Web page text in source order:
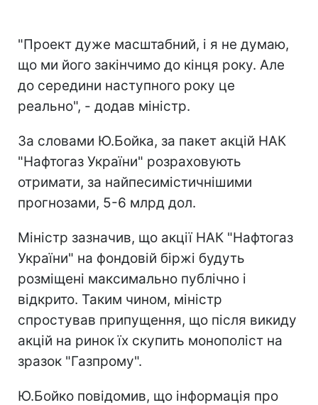
"Проект дуже масштабний, і я не думаю,
що ми його закінчимо до кінця року. Але
до середини наступного року це
реально", - додав міністр.
За словами Ю.Бойка, за пакет акцій НАК
"Нафтогаз України" розраховують
отримати, за найпесимістичнішими
прогнозами, 5-6 млрд дол.
Міністр зазначив, що акції НАК "Нафтогаз
України" на фондовій біржі будуть
розміщені максимально публічно і
відкрито. Таким чином, міністр
спростував припущення, що після викиду
акцій на ринок їх скупить монополіст на
зразок "Газпрому".
Ю.Бойко повідомив, що інформація про